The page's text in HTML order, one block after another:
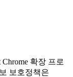
확장 프로
보호정책은